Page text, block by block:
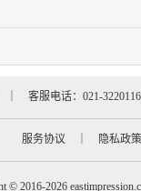
contents
contents
｜ 客服电话：021-
服务协议 隐私政策
© 2016-2026